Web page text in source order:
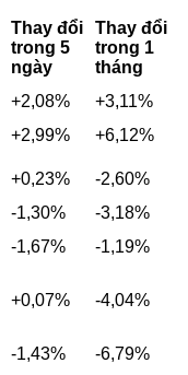
Thay đổi
trong 5
ngày
Thay đổi
trong 1
tháng
+2,08%
+3,11%
+2,99%
+6,12%
+0,23%
-2,60%
-1,30%
-3,18%
-1,67%
-1,19%
+0,07% -4,04%
-1,43% -6,79%